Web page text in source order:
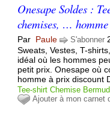
Onesape Soldes :
chemises, …
Par Paule S'abonner
Sweats, Vestes, T-
idéal où les hommes
petit prix. Onesape où
homme à prix discount
Tee-shirt Chemise
Ajouter à mon carnet